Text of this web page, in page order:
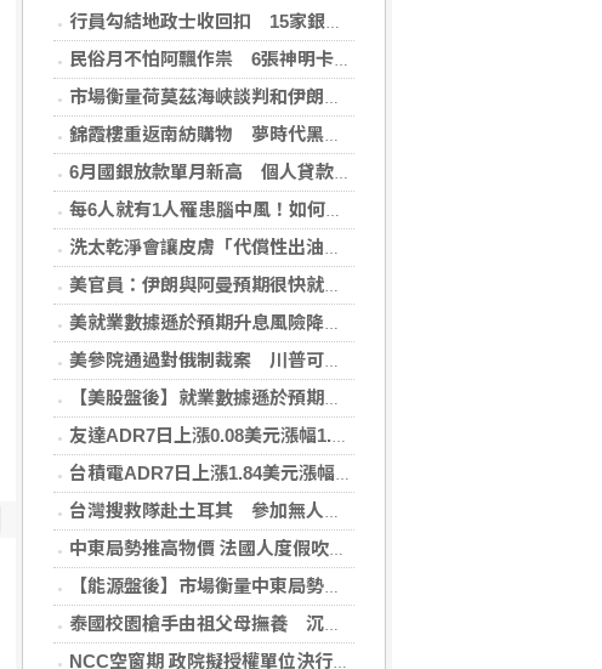
行員勾結地政士收回扣 15家銀行60多人涉案
民俗月不怕阿飄作祟 6張神明卡護佑平安
市場衡量荷莫茲海峽談判和伊朗局勢 油價走高
錦霞樓重返南紡購物 夢時代黑毛屋新開張
6月國銀放款單月新高 個人貸款暴增2575億
每6人就有1人罹患腦中風！如何預防中風？危險因子與治療新進展
洗太乾淨會讓皮膚「代償性出油」？2招擺脫外油內乾的穩膚對策
美官員：伊朗與阿曼預期很快就荷莫茲海峽達成協議
美就業數據遜於預期升息風險降低 美股收紅
美參院通過對俄制裁案 川普可課俄商品最高500%關稅
【美股盤後】就業數據遜於預期升息風險降 收紅
友達ADR7日上漲0.08美元漲幅1.06%折台股24.70元
台積電ADR7日上漲1.84美元漲幅0.44%折台股2712.45元
台灣搜救隊赴土耳其 參加無人機整合激流救援訓練
中東局勢推高物價 法國人度假吹起「平價風」
【能源盤後】市場衡量中東局勢 油價走高
泰國校園槍手由祖父母撫養 沉默少友案發前疑遭霸凌
NCC空窗期 政院擬授權單位決行藍牙器材等業務